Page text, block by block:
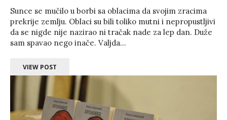
Sunce se mučilo u borbi sa oblacima da svojim zracima
prekrije zemlju. Oblaci su bili toliko mutni i nepropustljivi
da se nigde nije nazirao ni tračak nade za lep dan. Duže
sam spavao nego inače. Valjda...
VIEW POST